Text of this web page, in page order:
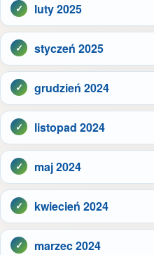
luty 2025
styczeń 2025
grudzień 2024
listopad 2024
maj 2024
kwiecień 2024
marzec 2024